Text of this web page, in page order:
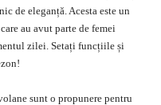
de eleganță. Acesta este un
au avut parte de femei
zilei. Setați funcțiile și
sunt o propunere pentru